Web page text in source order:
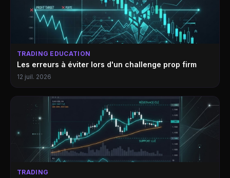
TRADING EDUCATION
Les erreurs à éviter lors d'un challenge prop firm
12 juil. 2026
TRADING